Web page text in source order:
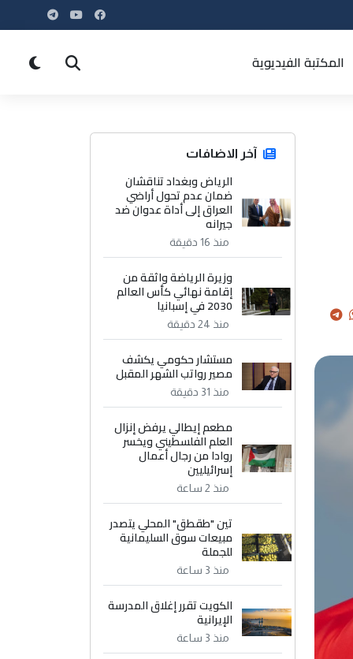
المكتبة الفيديوية
آخر الاضافات
الرياض وبغداد تناقشان
ضمان عدم تحول أراضي
العراق إلى أداة عدوان ضد
جيرانه
منذ 16 دقيقة
وزيرة الرياضة واثقة من
إقامة نهائي كأس العالم
2030 في إسبانيا
منذ 24 دقيقة
مستشار حكومي يكشف
مصير رواتب الشهر المقبل
منذ 31 دقيقة
مطعم إيطالي يرفض إنزال
العلم الفلسطيني ويخسر
روادا من رجال أعمال
إسرائيليين
منذ 2 ساعة
تين "طقطق" المحلي يتصدر
مبيعات سوق السليمانية
للجملة
منذ 3 ساعة
الكويت تقرر إغلاق المدرسة
الإيرانية
منذ 3 ساعة